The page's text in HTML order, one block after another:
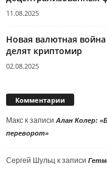
11.08.2025
Новая валютная
делят криптомир
02.08.2025
Комментарии
Макс к записи Алан Колер:
переворот»
Сергей Шульц к записи